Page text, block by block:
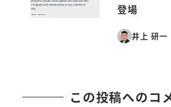
登場
井上 研一
この投稿へのコ